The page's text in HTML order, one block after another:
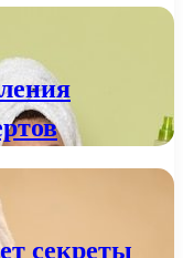
секреты